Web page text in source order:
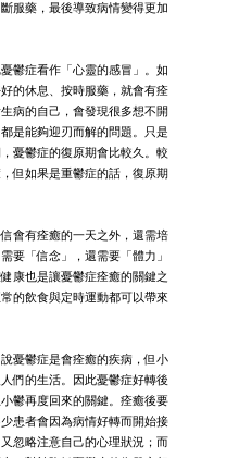
服藥，最後導致病情變得更加
鬱症看作「心靈的感冒」。如
的休息、按時服藥，就會有痊
病的自己，會發現很多想不開
是能夠迎刃而解的問題。只是
憂鬱症的復原期會比較久。較
但如果是重鬱症的話，復原期
會有痊癒的一天之外，還需培
要「信念」，還需要「體力」
康也是讓憂鬱症痊癒的關鍵之
的飲食與定時運動都可以帶來
憂鬱症是會痊癒的疾病，但小
們的生活。因此憂鬱症好轉後
鬱再度回來的關鍵。痊癒後要
患者會因為病情好轉而開始接
忽略注意自己的心理狀況；而